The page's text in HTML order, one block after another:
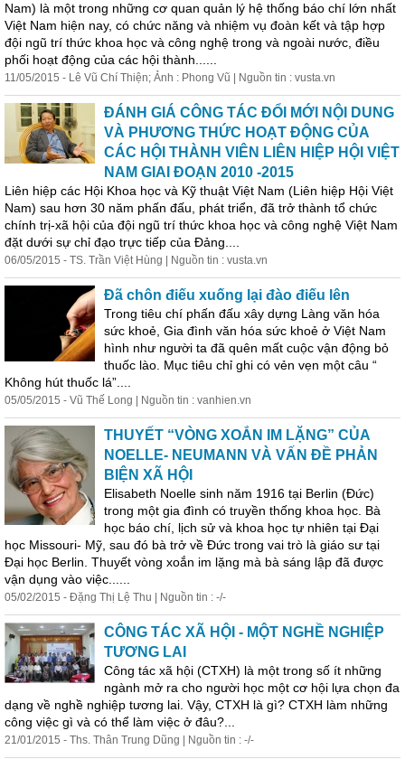
Nam) là một trong những cơ quan quản lý hệ thống báo chí lớn nhất
Việt Nam hiện nay, có chức năng và nhiệm vụ đoàn kết và tập hợp
đội ngũ trí thức khoa học và công nghệ trong và ngoài nước, điều
phối hoạt động của các hội thành......
11/05/2015 - Lê Vũ Chí Thiện; Ảnh : Phong Vũ | Nguồn tin : vusta.vn
ĐÁNH GIÁ CÔNG TÁC ĐỔI MỚI NỘI DUNG
VÀ PHƯƠNG THỨC HOẠT ĐỘNG CỦA
CÁC HỘI THÀNH VIÊN LIÊN HIỆP HỘI VIỆT
NAM GIAI ĐOẠN 2010 -2015
Liên hiệp các Hội Khoa học và Kỹ thuật Việt Nam (Liên hiệp Hội Việt
Nam) sau hơn 30 năm phấn đấu, phát triển, đã trở thành tổ chức
chính trị-xã hội của đội ngũ trí thức khoa học và công nghệ Việt Nam
đặt dưới sự chỉ đạo trực tiếp của Đảng....
06/05/2015 - TS. Trần Việt Hùng | Nguồn tin : vusta.vn
Đã chôn điếu xuống lại đào điếu lên
Trong tiêu chí phấn đấu xây dựng Làng văn hóa
sức khoẻ, Gia đình văn hóa sức khoẻ ở Việt Nam
hình như người ta đã quên mất cuộc vận động bỏ
thuốc lào. Mục tiêu chỉ ghi có vẻn vẹn một câu “
Không hút thuốc lá”....
05/05/2015 - Vũ Thế Long | Nguồn tin : vanhien.vn
THUYẾT “VÒNG XOẮN IM LẶNG” CỦA
NOELLE- NEUMANN VÀ VẤN ĐỀ PHẢN
BIỆN XÃ HỘI
Elisabeth Noelle sinh năm 1916 tại Berlin (Đức)
trong một gia đình có truyền thống khoa học. Bà
học báo chí, lịch sử và khoa học tự nhiên tại Đại
học Missouri- Mỹ, sau đó bà trở về Đức trong vai trò là giáo sư tại
Đại học Berlin. Thuyết vòng xoắn im lặng mà bà sáng lập đã được
vận dụng vào việc......
05/02/2015 - Đặng Thị Lệ Thu | Nguồn tin : -/-
CÔNG TÁC XÃ HỘI - MỘT NGHỀ NGHIỆP
TƯƠNG LAI
Công tác xã hội (CTXH) là một trong số ít những
ngành mở ra cho người học một cơ hội lựa chọn đa
dạng về nghề nghiệp tương lai. Vậy, CTXH là gì? CTXH làm những
công việc gì và có thể làm việc ở đâu?...
21/01/2015 - Ths. Thân Trung Dũng | Nguồn tin : -/-